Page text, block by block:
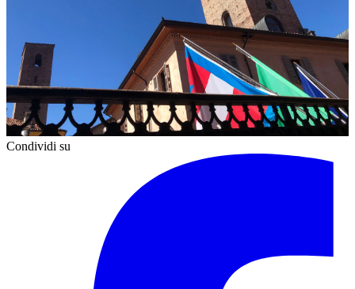
Condividi su